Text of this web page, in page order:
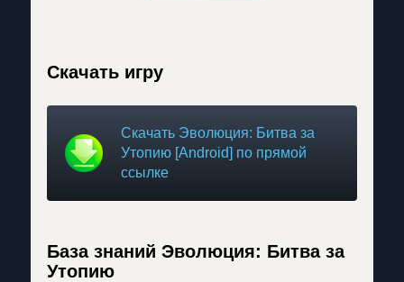
Скачать игру
Скачать Эволюция: Битва за
Утопию [Android] по прямой
ссылке
База знаний Эволюция: Битва за
Утопию